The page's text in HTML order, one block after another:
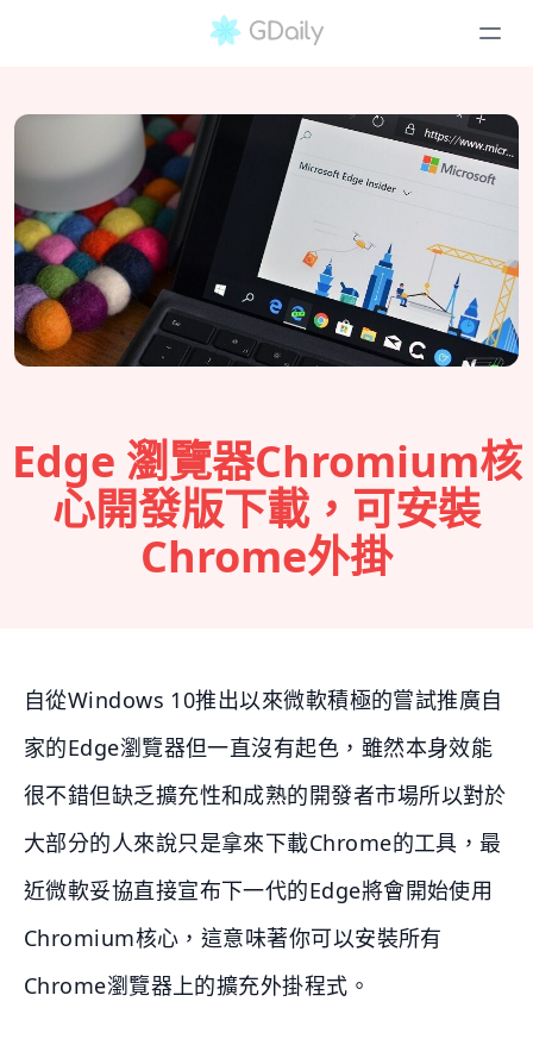
Edge 瀏覽器Chromium核
心開發版下載，可安裝
Chrome外掛
自從Windows 10推出以來微軟積極的嘗試推廣自
家的Edge瀏覽器但一直沒有起色，雖然本身效能
很不錯但缺乏擴充性和成熟的開發者市場所以對於
大部分的人來說只是拿來下載Chrome的工具，最
近微軟妥協直接宣布下一代的Edge將會開始使用
Chromium核心，這意味著你可以安裝所有
Chrome瀏覽器上的擴充外掛程式。